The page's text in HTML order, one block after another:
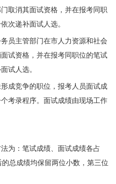
取消其面试资格，并在报考同职
次递补面试人选。
主管部门在市人力资源和社会
试资格，并在报考同职位的笔试
试人选。
竞争的职位，报考人员面试成
考录程序。面试成绩由现场工作
：笔试成绩、面试成绩各占
总成绩均保留两位小数，第三位